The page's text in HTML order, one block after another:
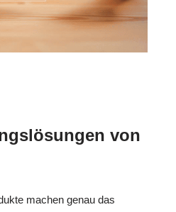
von
machen genau das